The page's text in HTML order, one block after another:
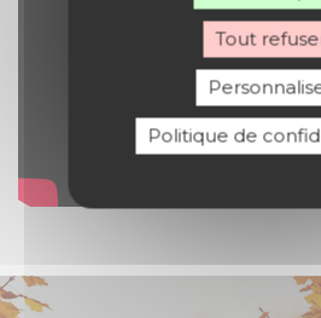
Tout
Politique de